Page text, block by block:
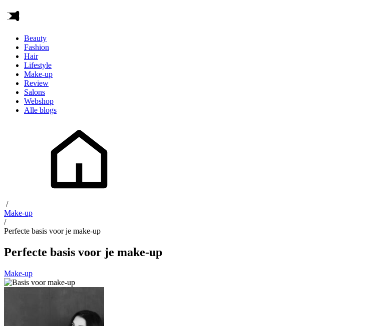
Beauty
Fashion
Hair
Lifestyle
Make-up
Review
Salons
Webshop
Alle blogs
/
Make-up
/
Perfecte basis voor je make-up
Perfecte basis voor je make-up
Make-up